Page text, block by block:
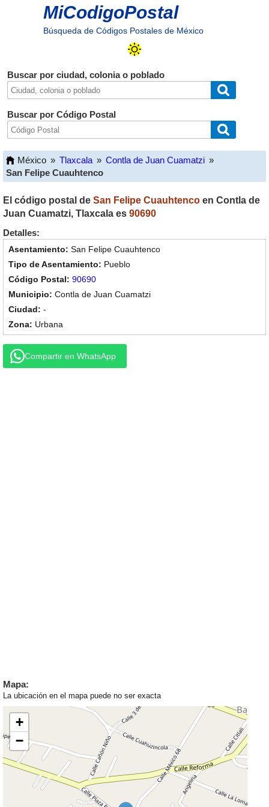
MiCodigoPostal
Búsqueda de Códigos Postales de México
Buscar por ciudad, colonia o poblado
Buscar por Código Postal
México » Tlaxcala » Contla de Juan Cuamatzi »
San Felipe Cuauhtenco
El código postal de San Felipe Cuauhtenco en Contla de
Juan Cuamatzi, Tlaxcala es 90690
Detalles:
San Felipe Cuauhtenco
Pueblo
90690
Contla de Juan Cuamatzi
-
Urbana
Compartir en WhatsApp
Mapa:
La ubicación en el mapa puede no ser exacta
+
−